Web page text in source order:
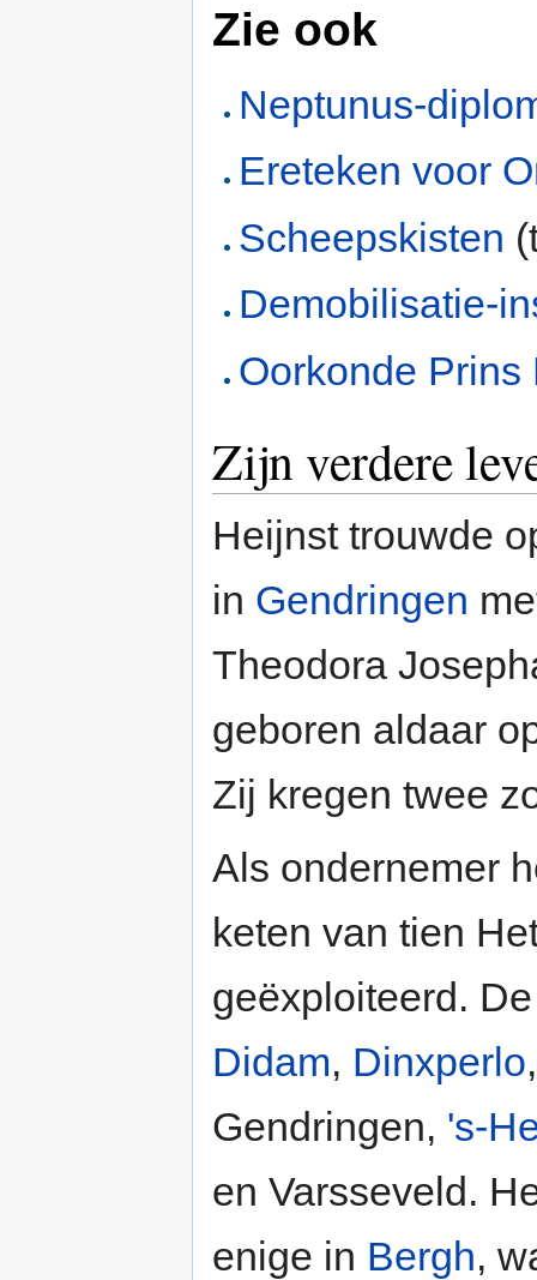
Zie ook
Neptunus-
Ereteken voor
Scheepskisten
Demobilisatie-
Oorkonde Prins
Zijn verdere
Heijnst trouwde
in Gendringen
Theodora
geboren aldaar
Zij kregen twee
Als ondernemer
keten van tien
geëxploiteerd.
Didam, Dinxperlo
Gendringen, 's-
en Varsseveld.
enige in Bergh,